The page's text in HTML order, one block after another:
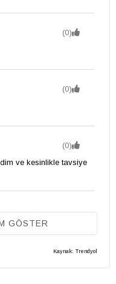
(0)
(0)
(0)
ve kesinlikle tavsiye
(0)
GÖSTER
Kaynak: Trendyol